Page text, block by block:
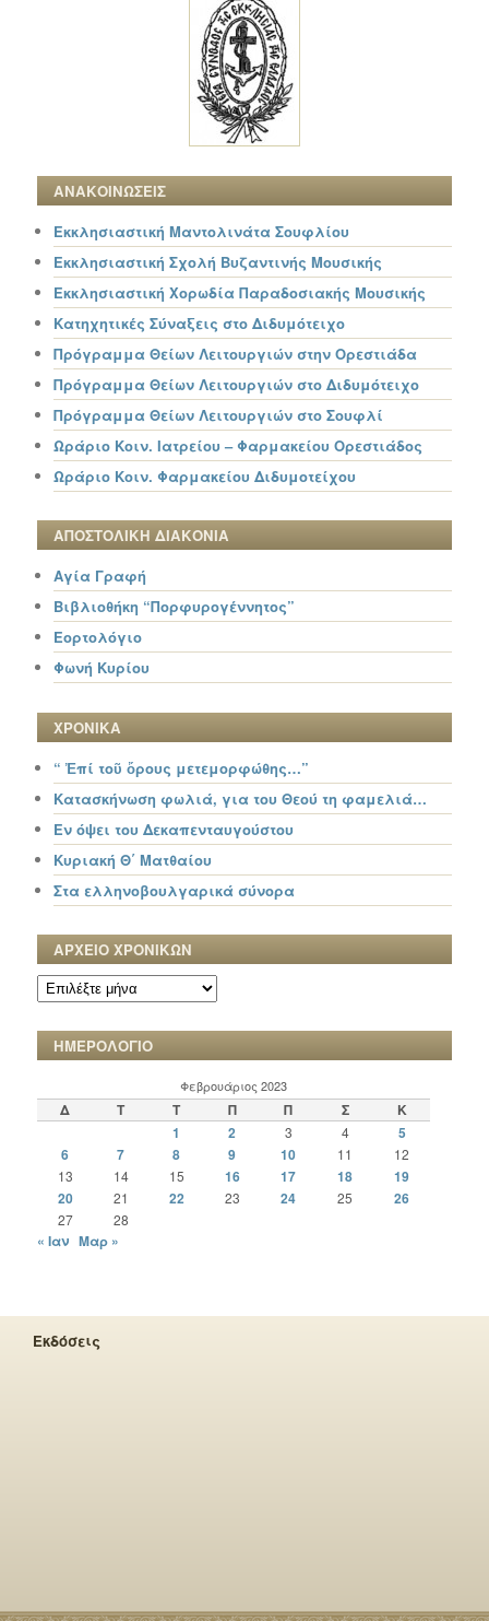
ΑΝΑΚΟΙΝΩΣΕΙΣ
Εκκλησιαστική Μαντολινάτα Σουφλίου
Εκκλησιαστική Σχολή Βυζαντινής Μουσικής
Εκκλησιαστική Χορωδία Παραδοσιακής Μουσικής
Κατηχητικές Σύναξεις στο Διδυμότειχο
Πρόγραμμα Θείων Λειτουργιών στην Ορεστιάδα
Πρόγραμμα Θείων Λειτουργιών στο Διδυμότειχο
Πρόγραμμα Θείων Λειτουργιών στο Σουφλί
Ωράριο Κοιν. Ιατρείου – Φαρμακείου Ορεστιάδος
Ωράριο Κοιν. Φαρμακείου Διδυμοτείχου
ΑΠΟΣΤΟΛΙΚΗ ΔΙΑΚΟΝΙΑ
Αγία Γραφή
Βιβλιοθήκη “Πορφυρογέννητος”
Εορτολόγιο
Φωνή Κυρίου
ΧΡΟΝΙΚΑ
“ Ἐπί τοῦ ὄρους μετεμορφώθης…”
Κατασκήνωση φωλιά, για του Θεού τη φαμελιά…
Εν όψει του Δεκαπενταυγούστου
Κυριακή Θ΄ Ματθαίου
Στα ελληνοβουλγαρικά σύνορα
ΑΡΧΕΙΟ ΧΡΟΝΙΚΩΝ
ΑΡΧΕΙΟ
ΧΡΟΝΙΚΩΝ
ΗΜΕΡΟΛΟΓΙΟ
Φεβρουάριος 2023
Δ Τ Τ Π Π Σ
Κ
1
2 3 4
5
6
7 8 9 10 11
12
13
14 15 16 17 18
19
20
21 22 23 24 25 26
27 28
« Ιαν Μαρ »
Εκδόσεις